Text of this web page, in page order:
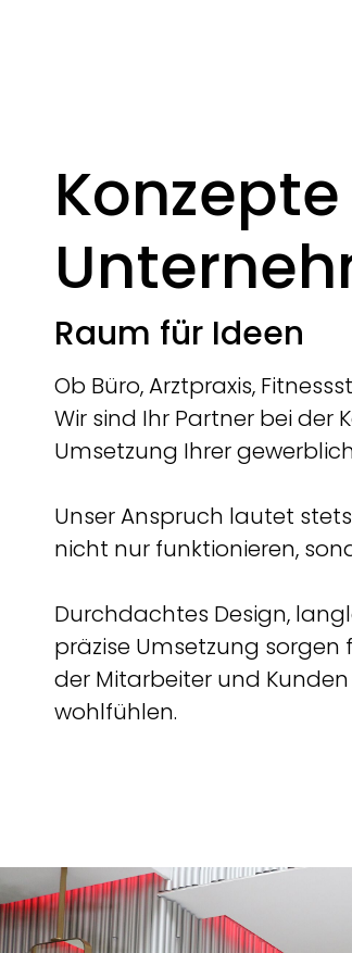
Raum für Ideen
Ob Büro, Arztpraxis,
Wir sind Ihr Partner bei der
Umsetzung Ihrer
Unser Anspruch lautet
nicht nur funktionieren,
Durchdachtes Design,
präzise Umsetzung sorgen
der Mitarbeiter und
wohlfühlen.